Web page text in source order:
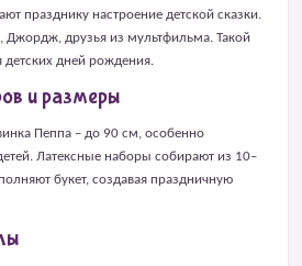
празднику настроение детской сказки.
Джордж, друзья из мультфильма. Такой
дней рождения.
и размеры
Пеппа – до 90 см, особенно
Латексные наборы собирают из 10–
букет, создавая праздничную